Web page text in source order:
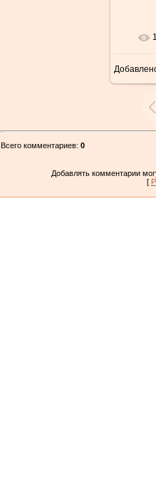
Всего комментариев: 0
Добавлять комментарии
[